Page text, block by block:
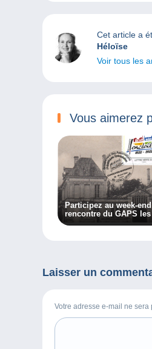
Cet article a
Héloïse
Voir tous les
Vous aimerez
Participez au week-
rencontre du GAPS les
2022
Laisser un
Votre adresse e-mail ne